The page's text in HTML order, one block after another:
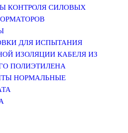
КОНТРОЛЯ СИЛОВЫХ
ДЛЯ ИСПЫТАНИЯ
ИЗОЛЯЦИИ КАБЕЛЯ ИЗ
ПОЛИЭТИЛЕНА
НОРМАЛЬНЫЕ